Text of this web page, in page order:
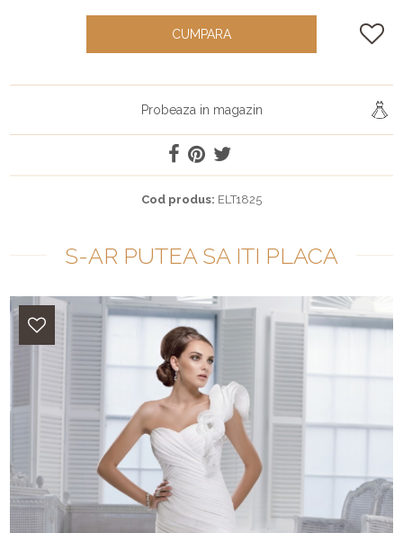
CUMPARA
Probeaza in magazin
Cod produs: ELT1825
S-AR PUTEA SA ITI PLACA